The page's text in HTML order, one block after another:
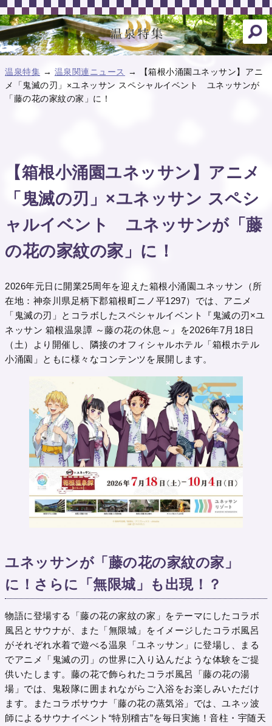
温泉特集 → 温泉関連ニュース
→ 【箱根小涌園ユネッサン】アニ
メ「鬼滅の刃」×ユネッサン スペシャルイベント ユネッサンが
「藤の花の家紋の家」に！
【箱根小涌園ユネッサン】アニメ
「鬼滅の刃」×ユネッサン スペシ
ャルイベント ユネッサンが「藤
の花の家紋の家」に！
2026年元日に開業25周年を迎えた箱根小涌園ユネッサン（所
在地：神奈川県足柄下郡箱根町ニノ平1297）では、アニメ
「鬼滅の刃」とコラボしたスペシャルイベント『鬼滅の刃×ユ
ネッサン 箱根温泉譚 ～藤の花の休息～』を2026年7月18日
（土）より開催し、隣接のオフィシャルホテル「箱根ホテル
小涌園」ともに様々なコンテンツを展開します。
ユネッサンが「藤の花の家紋の家」
に！さらに「無限城」も出現！？
物語に登場する「藤の花の家紋の家」をテーマにしたコラボ
風呂とサウナが、また「無限城」をイメージしたコラボ風呂
がそれぞれ水着で遊べる温泉「ユネッサン」に登場し、まる
でアニメ「鬼滅の刃」の世界に入り込んだような体験をご提
供いたします。藤の花で飾られたコラボ風呂「藤の花の湯
場」では、鬼殺隊に囲まれながらご入浴をお楽しみいただけ
ます。またコラボサウナ「藤の花の蒸気浴」では、ユネッ波
師によるサウナイベント“特別稽古”を毎日実施！音柱・宇随天